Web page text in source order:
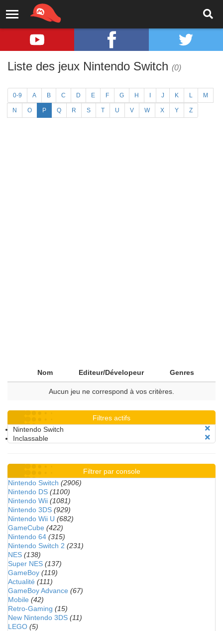
Liste des jeux Nintendo Switch (0)
0-9 A B C D E F G H J K L M
N O P Q R S T U V W X Y Z
Nom Editeur/Dévelopeur Genres
Aucun jeu ne correspond à vos critères.
Filtres actifs
Nintendo Switch
Inclassable
Filtrer par console
Nintendo Switch (2906)
Nintendo DS (1100)
Nintendo Wii (1081)
Nintendo 3DS (929)
Nintendo Wii U (682)
GameCube (422)
Nintendo 64 (315)
Nintendo Switch 2 (231)
NES (138)
Super NES (137)
GameBoy (119)
Actualité (111)
GameBoy Advance (67)
Mobile (42)
Retro-Gaming (15)
New Nintendo 3DS (11)
LEGO (5)